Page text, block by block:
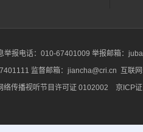
举报电话：010-67401009 举报邮箱：
监督邮箱：jiancha@cri.cn 互联
络传播视听节目许可证 0102002 京ICP